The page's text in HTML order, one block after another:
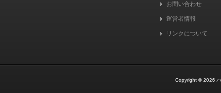
お問い合わせ
運営者情報
リンクについて
Copyright © 2026